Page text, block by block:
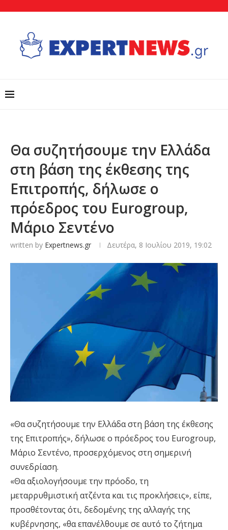
Θα συζητήσουμε την Ελλάδα
στη βάση της έκθεσης της
Επιτροπής, δήλωσε ο
πρόεδρος του Eurogroup,
Μάριο Σεντένο
written by Expertnews.gr Δευτέρα, 8 Ιουλίου 2019, 19:02
«Θα συζητήσουμε την Ελλάδα στη βάση της έκθεσης
της Επιτροπής», δήλωσε ο πρόεδρος του Eurogroup,
Μάριο Σεντένο, προσερχόμενος στη σημερινή
συνεδρίαση.
«Θα αξιολογήσουμε την πρόοδο, τη
μεταρρυθμιστική ατζέντα και τις προκλήσεις», είπε,
προσθέτοντας ότι, δεδομένης της αλλαγής της
κυβέρνησης, «θα επανέλθουμε σε αυτό το ζήτημα